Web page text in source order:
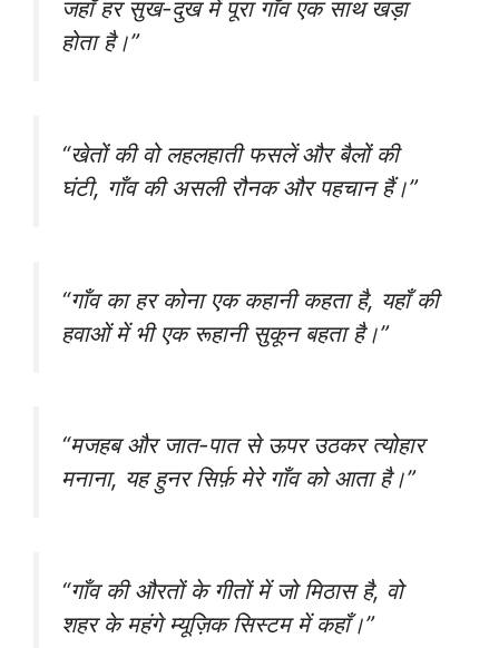
जहाँ हर सुख-दुख में पूरा गाँव एक साथ खड़ा
होता है।”
“खेतों की वो लहलहाती फसलें और बैलों की
घंटी, गाँव की असली रौनक और पहचान हैं।”
“गाँव का हर कोना एक कहानी कहता है, यहाँ की
हवाओं में भी एक रूहानी सुकून बहता है।”
“मजहब और जात-पात से ऊपर उठकर त्योहार
मनाना, यह हुनर सिर्फ़ मेरे गाँव को आता है।”
“गाँव की औरतों के गीतों में जो मिठास है, वो
शहर के महंगे म्यूज़िक सिस्टम में कहाँ।”